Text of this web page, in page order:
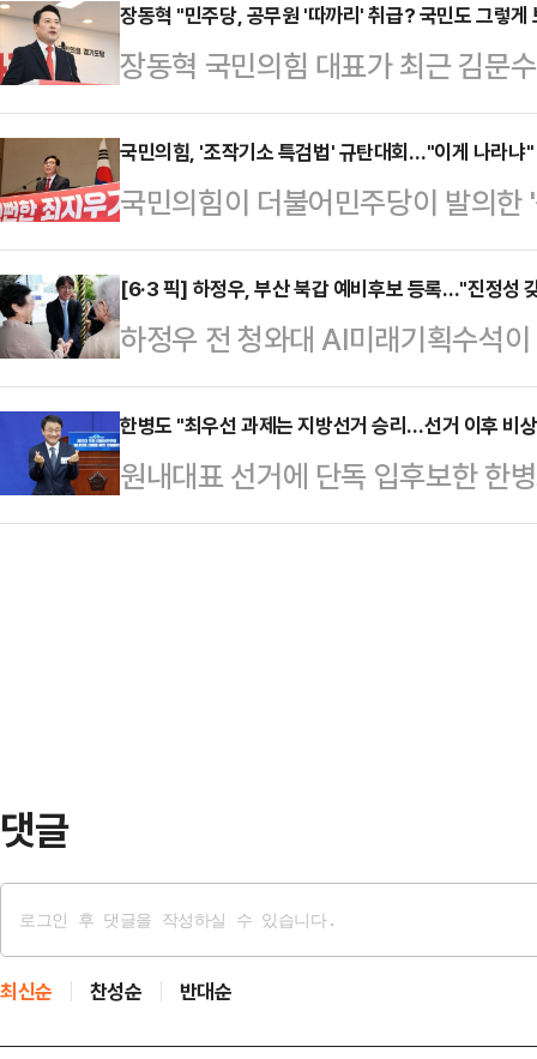
을 묻는 것이 골자다.6일 국회 보건
이 같은 내용을 담은 '부정경쟁방지
대표 발의했다.현행법은 고의적 부
침해 등 특정 유형에 한해서만 징벌
적용 대상을 부정경쟁행위 전반으
실효성을 높이는 데 중점을…
장동혁 "민주당, 공무원 '따까리' 취급? 국민도 그렇게
장동혁 국민의힘 대표가 최근 김문
언' 논란을 겨냥해 "전 국민을 '따까
동혁 대표는 6일 자신의 페이스북
최근 정국에서 불거진 민주당 인사
당은 잘못을 하고도 무엇이 문제인
히려 적반하장 화를 낸다"고 지적
산 북갑 보궐선거 후보가 지난 3일
여자아이에게 '오빠…
국민의힘, '조작기소 특검법' 규탄대회…"이게 나라냐"
국민의힘이 더불어민주당이 발의
나섰다.송언석 원내대표는 6일 오
규탄대회'를 열고 "경찰이 도둑을
냐. 검사가 도둑을 수사해야지 도둑
었다.송 원내대표는 "생각나는 구
하게 돌아가고 있다"며 "우리가 초
던 공정과 상식, 도덕과 윤리, 규칙
판했다.그는 "도둑…
[6·3 픽] 하정우, 부산 북갑 예비후보 등록…"진정성
하정우 전 청와대 AI미래기획수석
부산 북갑 국회의원 재보궐선거 예
일 페이스북에 "드디어 예비후보
이름이 적힌 선거 운동복과 명함을
것"이라며 "겸손하고 낮은 자세로
한병도 "최우선 과제는 지방선거 승리…선거 이후 비
원내대표 선거에 단독 입후보한 한
주요 국정과제 입법을 완수하겠다
댓글
최신순 찬성순 반대순